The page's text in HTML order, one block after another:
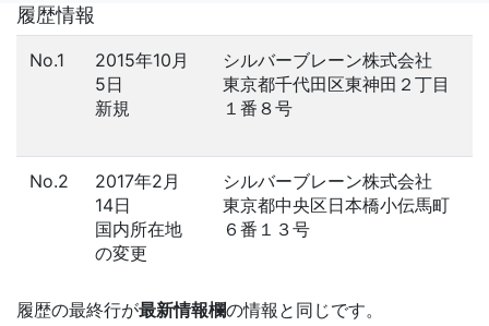
履歴情報
No.1
2015年10月
5日
新規
シルバーブレーン株式会社
東京都千代田区東神田２丁目
１番８号
No.2
2017年2月
14日
国内所在地
の変更
シルバーブレーン株式会社
東京都中央区日本橋小伝馬町
６番１３号
履歴の最終行が最新情報欄の情報と同じです。